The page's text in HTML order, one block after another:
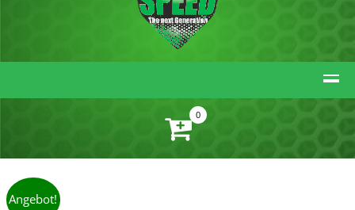
0
Angebot!